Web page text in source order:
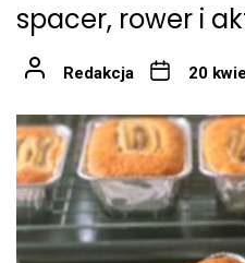
spacer, rower i
Redakcja 20